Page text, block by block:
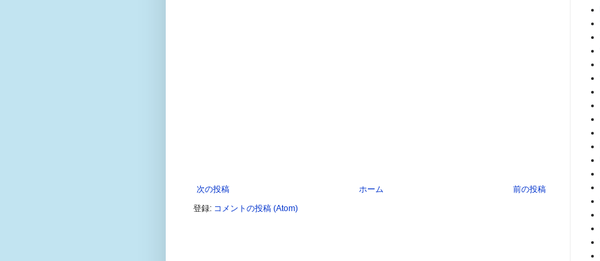
次の投稿 前の投稿
ホーム
登録: コメントの投稿 (Atom)